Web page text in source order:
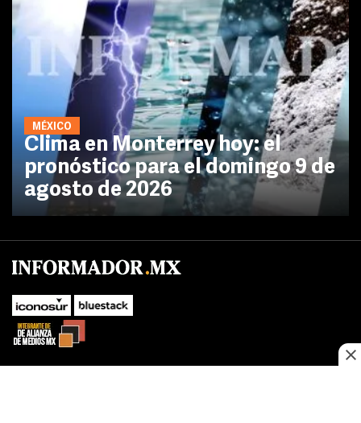
MÉXICO
Clima en Monterrey hoy: el
pronóstico para el domingo 9 de
agosto de 2026